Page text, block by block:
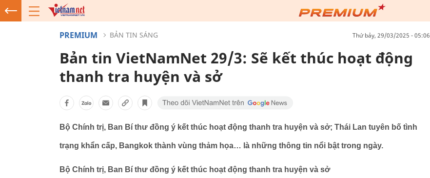
PREMIUM BẢN TIN SÁNG thứ bảy, 29/03/2025 - 05:06
Bản tin VietNamNet 29/3: Sẽ kết thúc hoạt động
thanh tra huyện và sở
Bộ Chính trị, Ban Bí thư đồng ý kết thúc hoạt động thanh tra huyện và sở; Thái Lan tuyên bố tình
trạng khẩn cấp, Bangkok thành vùng thảm họa… là những thông tin nổi bật trong ngày.
Bộ Chính trị, Ban Bí thư đồng ý kết thúc hoạt động thanh tra huyện và sở